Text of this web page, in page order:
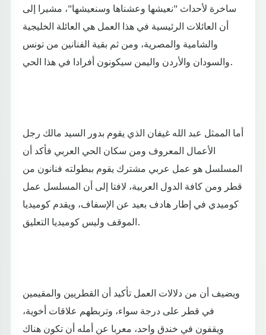
ساخرة لأحداث "نعيشها وعشناها وسنعيشها"، مشيرا إلى
أن العائلات الرئيسية في هذا العمل هي العائلة الخليجية
والشامية والمصرية، ومن ثم بقية الفنانين من تونس
والسودان والأردن واليمن سيكونون أفرادا في هذا الحي.
أما الممثل عبد الله غيفان الذي يقوم بدور السيد مالك رجل
الأعمال المعروف ومن سكان الحي العربي فأكد أن
المسلسل هو عمل عربي مشترك يقوم ببطولته فنانون من
قطر ومن كافة الدول العربية، لافتا إلى أن المسلسل عمل
كوميدي في إطار هادف بعيد عن الإسفاف، ويقدم كوميديا
الموقف وليس كوميديا التعليق.
ويضيف أن من دلالات العمل تأكيد أن القطريين والمقيمين
في قطر على درجة سواء، وتربطهم علاقات أخوية،
ويقفون في خندق واحد، معربا عن أمله أن تكون هناك